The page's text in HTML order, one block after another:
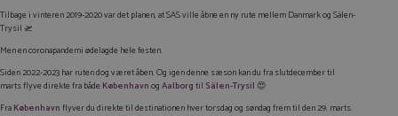
Tilbage i vinteren 2019-2020 var det planen, at SAS ville åbne en ny rute mellem Danmark og Sälen-
Trysil 🛫
Men en coronapandemi ødelagde hele festen.
Siden 2022-2023 har ruten dog været åben. Og igen denne sæson kan du fra slutdecember til
marts flyve direkte fra bådeKøbenhavnogAalborgtil Sälen-Trysil 😍
FraKøbenhavnflyver du direkte til destinationen hver torsdag og søndag frem til den 29. marts.